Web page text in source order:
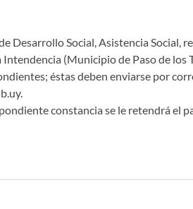
Desarrollo Social, Asistencia Social,
(Municipio de Paso de los
éstas deben enviarse por
constancia se le retendrá el